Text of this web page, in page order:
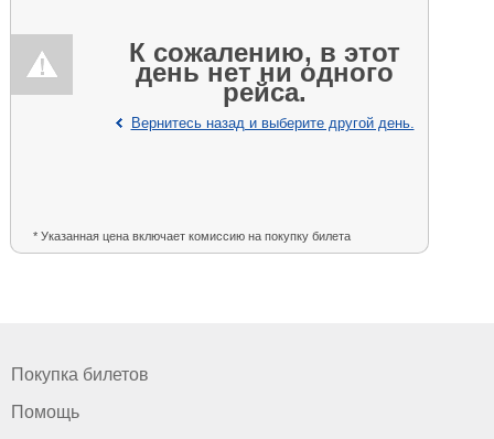
К сожалению, в этот
день нет ни одного
рейса.
Вернитесь назад и выберите другой день.
* Указанная цена включает комиссию на покупку билета
Покупка билетов
Помощь